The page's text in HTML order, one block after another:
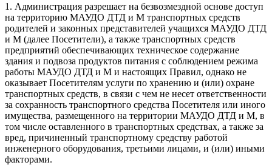
1. Администрация разрешает на безвозмездной основе доступ
на территорию МАУДО ДТД и М транспортных средств
родителей и законных представителей учащихся МАУДО ДТД
и М (далее Посетители), а также транспортных средств
предприятий обеспечивающих техническое содержание
здания и подвоза продуктов питания с соблюдением режима
работы МАУДО ДТД и М и настоящих Правил, однако не
оказывает Посетителям услуги по хранению и (или) охране
транспортных средств, в связи с чем не несет ответственности
за сохранность транспортного средства Посетителя или иного
имущества, размещенного на территории МАУДО ДТД и М, в
том числе оставленного в транспортных средствах, а также за
вред, причиненный транспортному средству работой
инженерного оборудования, третьими лицами, и (или) иными
факторами.